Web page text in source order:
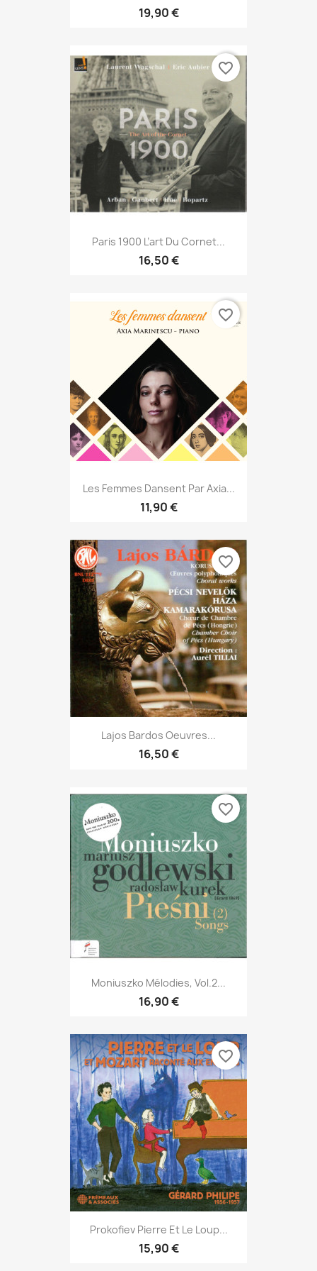
19,90 €
Paris 1900 L’art Du Cornet...
16,50 €
favorite_border
Les Femmes Dansent Par Axia...
11,90 €
favorite_border
Lajos Bardos Oeuvres...
16,50 €
favorite_border
Moniuszko Mélodies, Vol.2...
16,90 €
favorite_border
Prokofiev Pierre Et Le Loup...
15,90 €
favorite_border